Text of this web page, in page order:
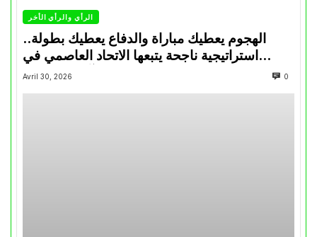
الرأي والرأي الأخر
الهجوم يعطيك مباراة والدفاع يعطيك بطولة..
استراتيجية ناجحة يتبعها الاتحاد العاصمي في
تتويجاته آخر السنوات
Avril 30, 2026 0